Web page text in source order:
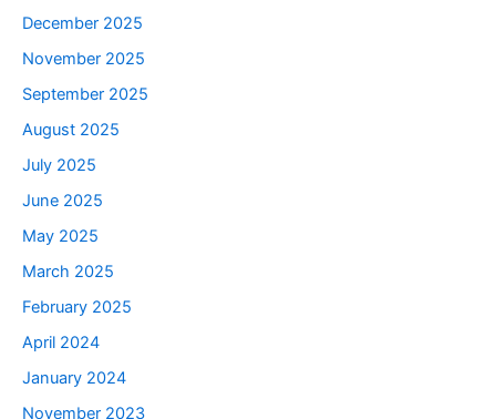
December 2025
November 2025
September 2025
August 2025
July 2025
June 2025
May 2025
March 2025
February 2025
April 2024
January 2024
November 2023